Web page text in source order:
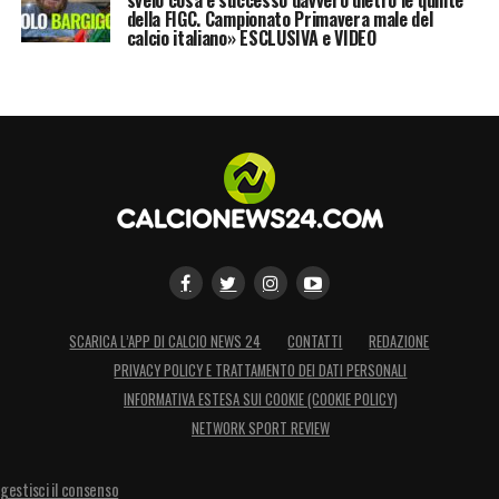
della FIGC. Campionato Primavera male del
calcio italiano» ESCLUSIVA e VIDEO
SCARICA L’APP DI CALCIO NEWS 24 CONTATTI
REDAZIONE
PRIVACY POLICY E TRATTAMENTO DEI DATI PERSONALI
INFORMATIVA ESTESA SUI COOKIE (COOKIE POLICY)
NETWORK SPORT REVIEW
gestisci il consenso